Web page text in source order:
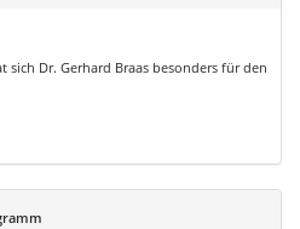
sich Dr. Gerhard Braas besonders für den